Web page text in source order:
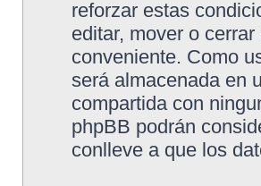
reforzar estas
editar, mover o
conveniente. Como
será almacenada en
compartida con
phpBB podrán
conlleve a que los